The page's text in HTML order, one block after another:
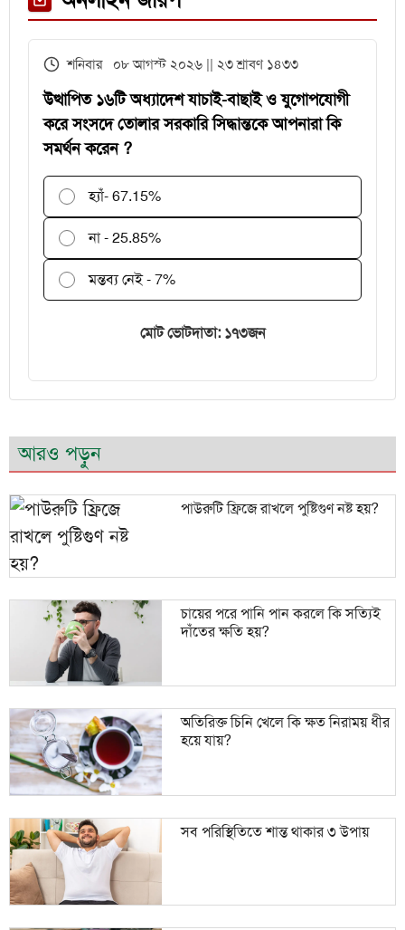
বিকল, আড়াই ঘণ্টা আটকা ৮০০ যাত্রী
পরীক্ষকদের জন্য সময় বাড়ল ২ দিন
শনিবার ০৮ আগস্ট ২০২৬ || ২৩ শ্রাবণ ১৪৩৩
উত্থাপিত ১৬টি অধ্যাদেশ যাচাই-বাছাই ও যুগোপযোগী
করে সংসদে তোলার সরকারি সিদ্ধান্তকে আপনারা কি
সমর্থন করেন ?
হ্যাঁ- 67.15%
না - 25.85%
মন্তব্য নেই - 7%
মোট ভোটদাতা: ১৭৩জন
আরও পড়ুন
পাউরুটি ফ্রিজে রাখলে পুষ্টিগুণ নষ্ট হয়?
চায়ের পরে পানি পান করলে কি সত্যিই
দাঁতের ক্ষতি হয়?
অতিরিক্ত চিনি খেলে কি ক্ষত নিরাময় ধীর
হয়ে যায়?
সব পরিস্থিতিতে শান্ত থাকার ৩ উপায়